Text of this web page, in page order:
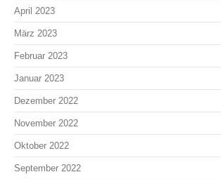
April 2023
März 2023
Februar 2023
Januar 2023
Dezember 2022
November 2022
Oktober 2022
September 2022